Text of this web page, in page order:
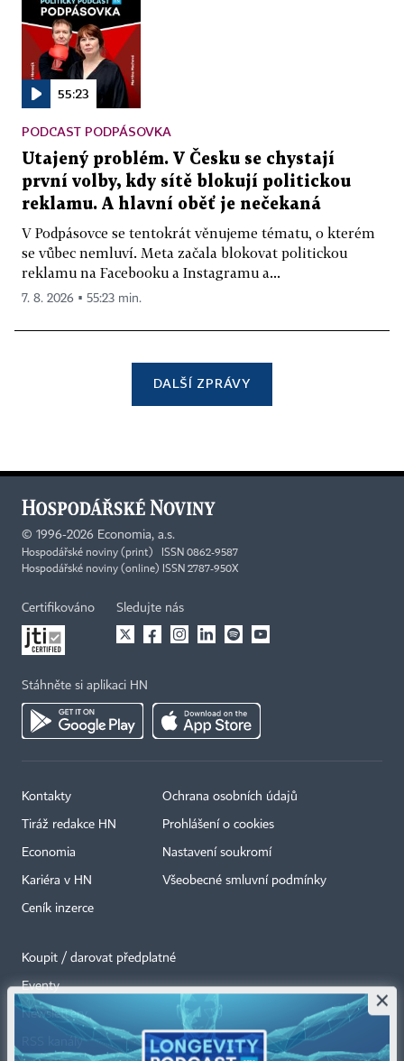
55:23
PODCAST PODPÁSOVKA
Utajený problém. V Česku se chystají
první volby, kdy sítě blokují politickou
reklamu. A hlavní oběť je nečekaná
V Podpásovce se tentokrát věnujeme tématu, o kterém
se vůbec nemluví. Meta začala blokovat politickou
reklamu na Facebooku a Instagramu a...
7. 8. 2026 ▪ 55:23 min.
DALŠÍ ZPRÁVY
© 1996-2026 Economia, a.s.
Hospodářské noviny (print) ISSN 0862-9587
Hospodářské noviny (online) ISSN 2787-950X
Certifikováno Sledujte nás
Stáhněte si aplikaci HN
Kontakty
Tiráž redakce HN
Economia
Kariéra v HN
Ceník inzerce
Ochrana osobních údajů
Prohlášení o cookies
Nastavení soukromí
Všeobecné smluvní podmínky
Koupit / darovat předplatné
Eventy
Newslettery
RSS kanály
×